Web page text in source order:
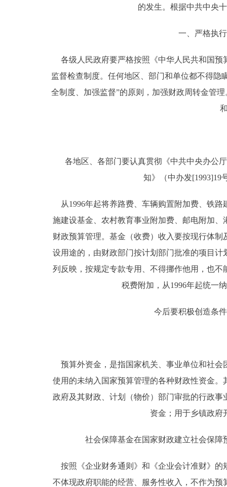
的发生。根据中共中央
一、严格执行
各级人民政府要严格按照《中华人民共和国预
监督检查制度。任何地区、部门和单位都不得隐
全制度、加强监督”的原则，加强财政周转金管
各地区、各部门要认真贯彻《中共中央办公
知》（中办发[1993]19
从1996年起将养路费、车辆购置附加费、铁路
施建设基金、农村教育事业附加费、邮电附加
财政预算管理。基金（收费）收入要按现行体
设用途的，由财政部门按计划部门批准的项目
列反映，按规定专款专用、不得挪作他用，也
税费附加，从1996年起统一
今后要积极创造条
预算外资金，是指国家机关、事业单位和社会
使用的未纳入国家预算管理的各种财政性资金
政府及其财政、计划（物价）部门审批的行政
资金；用于乡镇政府
社会保障基金在国家财政建立社会保障
按照《企业财务通则》和《企业会计准财》的
不体现政府职能的经营、服务性收入，不作为